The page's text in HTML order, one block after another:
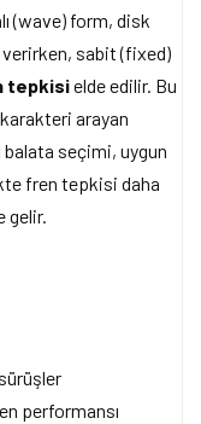
(wave) form, disk
verirken, sabit (fixed)
tepkisielde edilir. Bu
arayan
balata seçimi, uygun
fren tepkisi daha
gelir.
performansı